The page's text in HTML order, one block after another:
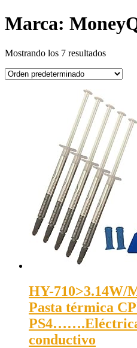
Marca:
Mostrando los 7 resultados
HY-710>3.14W/
Pasta térmica
conductivo